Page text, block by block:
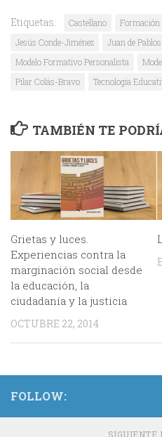
Etiquetas: Castellano Formación
Jesús Conde-Jiménez
Juan de
Modelo Formativo Personalista
Pilar Colás-Bravo
Tecnología
TAMBIÉN TE
Grietas y luces.
Experiencias contra la
marginación social desde
la educación, la
ciudadanía y la justicia
OCTUBRE 22, 2014
FOLLOW:
SIGUIENTE